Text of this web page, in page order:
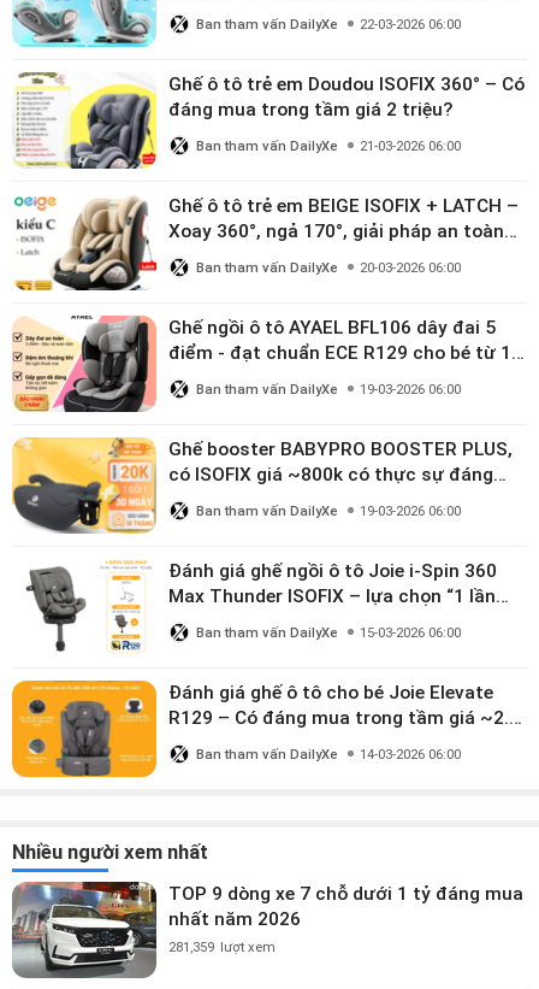
triệu
Ban tham vấn DailyXe 22-03-2026 06:00
Ghế ô tô trẻ em Doudou ISOFIX 360° – Có
đáng mua trong tầm giá 2 triệu?
Ban tham vấn DailyXe 21-03-2026 06:00
Ghế ô tô trẻ em BEIGE ISOFIX + LATCH –
Xoay 360°, ngả 170°, giải pháp an toàn
linh hoạt cho bé 0–10 tuổi
Ban tham vấn DailyXe 20-03-2026 06:00
Ghế ngồi ô tô AYAEL BFL106 dây đai 5
điểm - đạt chuẩn ECE R129 cho bé từ 1–
10 tuổi
Ban tham vấn DailyXe 19-03-2026 06:00
Ghế booster BABYPRO BOOSTER PLUS,
có ISOFIX giá ~800k có thực sự đáng
mua?
Ban tham vấn DailyXe 19-03-2026 06:00
Đánh giá ghế ngồi ô tô Joie i-Spin 360
Max Thunder ISOFIX – lựa chọn “1 lần
dùng đến 12 năm” có đáng giá gần 9
triệu?
Ban tham vấn DailyXe 15-03-2026 06:00
Đánh giá ghế ô tô cho bé Joie Elevate
R129 – Có đáng mua trong tầm giá ~2.8
triệu?
Ban tham vấn DailyXe 14-03-2026 06:00
Nhiều người xem nhất
TOP 9 dòng xe 7 chỗ dưới 1 tỷ đáng mua
nhất năm 2026
281,359 lượt xem